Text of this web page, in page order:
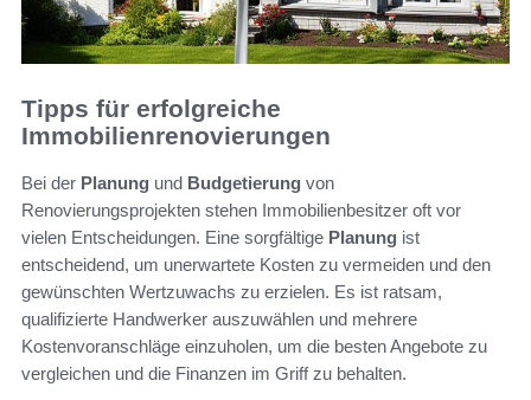
Tipps für erfolgreiche
Immobilienrenovierungen
Bei der Planung und Budgetierung von
Renovierungsprojekten stehen Immobilienbesitzer oft vor
vielen Entscheidungen. Eine sorgfältige Planung ist
entscheidend, um unerwartete Kosten zu vermeiden und den
gewünschten Wertzuwachs zu erzielen. Es ist ratsam,
qualifizierte Handwerker auszuwählen und mehrere
Kostenvoranschläge einzuholen, um die besten Angebote zu
vergleichen und die Finanzen im Griff zu behalten.